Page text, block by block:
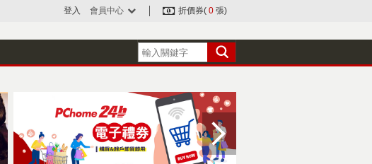
登入 會員中心 折價券( 0 張)